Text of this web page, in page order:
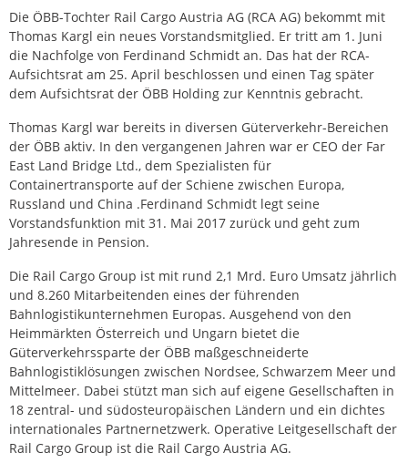
Die ÖBB-Tochter Rail Cargo Austria AG (RCA AG) bekommt mit
Thomas Kargl ein neues Vorstandsmitglied. Er tritt am 1. Juni
die Nachfolge von Ferdinand Schmidt an. Das hat der RCA-
Aufsichtsrat am 25. April beschlossen und einen Tag später
dem Aufsichtsrat der ÖBB Holding zur Kenntnis gebracht.
Thomas Kargl war bereits in diversen Güterverkehr-Bereichen
der ÖBB aktiv. In den vergangenen Jahren war er CEO der Far
East Land Bridge Ltd., dem Spezialisten für
Containertransporte auf der Schiene zwischen Europa,
Russland und China .Ferdinand Schmidt legt seine
Vorstandsfunktion mit 31. Mai 2017 zurück und geht zum
Jahresende in Pension.
Die Rail Cargo Group ist mit rund 2,1 Mrd. Euro Umsatz jährlich
und 8.260 Mitarbeitenden eines der führenden
Bahnlogistikunternehmen Europas. Ausgehend von den
Heimmärkten Österreich und Ungarn bietet die
Güterverkehrssparte der ÖBB maßgeschneiderte
Bahnlogistiklösungen zwischen Nordsee, Schwarzem Meer und
Mittelmeer. Dabei stützt man sich auf eigene Gesellschaften in
18 zentral- und südosteuropäischen Ländern und ein dichtes
internationales Partnernetzwerk. Operative Leitgesellschaft der
Rail Cargo Group ist die Rail Cargo Austria AG.